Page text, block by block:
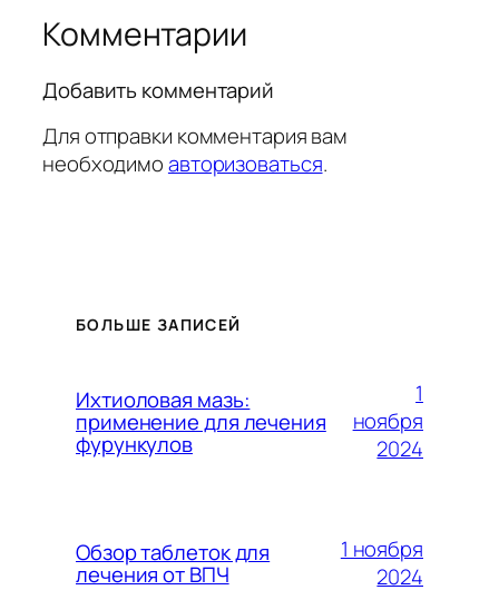
Комментарии
Добавить комментарий
Для отправки комментария вам
необходимоавторизоваться.
БОЛЬШЕ ЗАПИСЕЙ
Ихтиоловая мазь:
применение для лечения
фурункулов
1
ноября
2024
Обзор таблеток для
лечения от ВПЧ
1 ноября
2024